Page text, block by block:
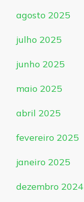
agosto 2025
julho 2025
junho 2025
maio 2025
abril 2025
fevereiro 2025
janeiro 2025
dezembro 2024